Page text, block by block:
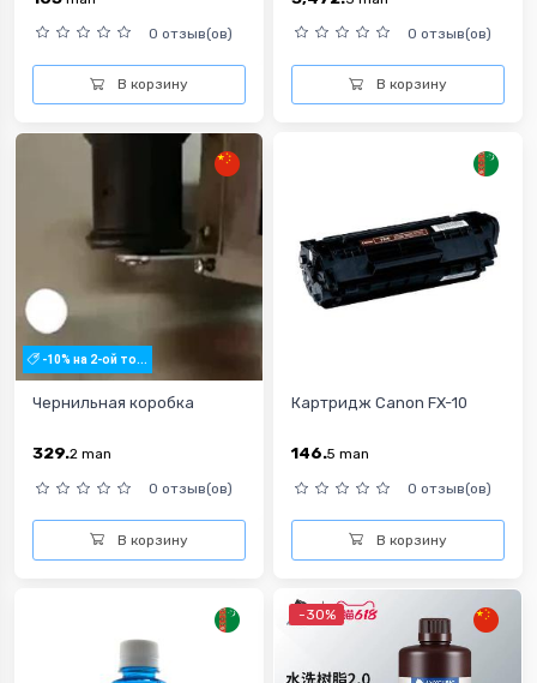
0 отзыв(ов)
В корзину
0 отзыв(ов)
В корзину
-10% на 2-ой то...
Чернильная коробка
329.2 man
0 отзыв(ов)
В корзину
Картридж Canon FX-10
146.5 man
0 отзыв(ов)
В корзину
-30%